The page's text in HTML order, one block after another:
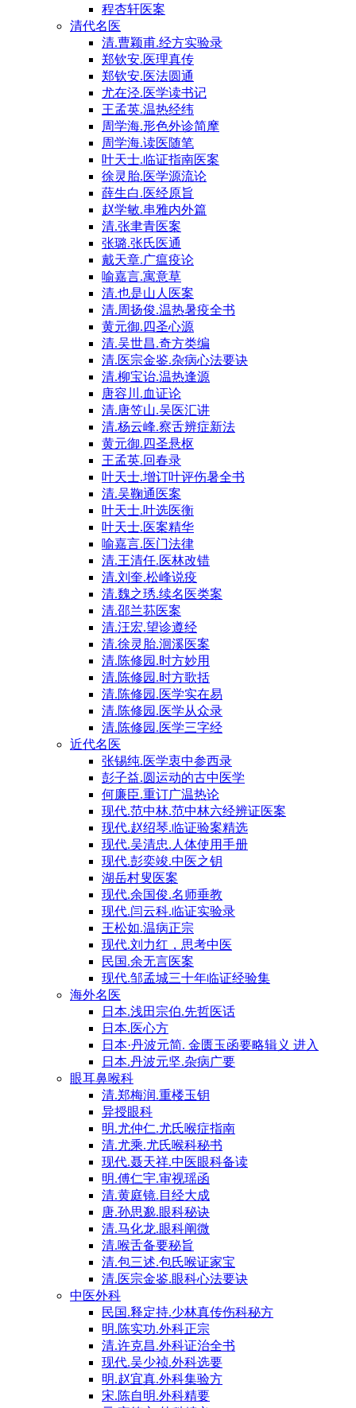
程杏轩医案
清代名医
清.曹颖甫.经方实验录
郑钦安.医理真传
郑钦安.医法圆通
尤在泾.医学读书记
王孟英.温热经纬
周学海.形色外诊简摩
周学海.读医随笔
叶天士.临证指南医案
徐灵胎.医学源流论
薛生白.医经原旨
赵学敏.串雅内外篇
清.张聿青医案
张璐.张氏医通
戴天章.广瘟疫论
喻嘉言.寓意草
清.也是山人医案
清.周扬俊.温热暑疫全书
黄元御.四圣心源
清.吴世昌.奇方类编
清.医宗金鉴.杂病心法要诀
清.柳宝诒.温热逢源
唐容川.血证论
清.唐笠山.吴医汇讲
清.杨云峰.察舌辨症新法
黄元御.四圣悬枢
王孟英.回春录
叶天士.增订叶评伤暑全书
清.吴鞠通医案
叶天士.叶选医衡
叶天士.医案精华
喻嘉言.医门法律
清.王清任.医林改错
清.刘奎.松峰说疫
清.魏之琇.续名医类案
清.邵兰荪医案
清.汪宏.望诊遵经
清.徐灵胎.洄溪医案
清.陈修园.时方妙用
清.陈修园.时方歌括
清.陈修园.医学实在易
清.陈修园.医学从众录
清.陈修园.医学三字经
近代名医
张锡纯.医学衷中参西录
彭子益.圆运动的古中医学
何廉臣.重订广温热论
现代.范中林.范中林六经辨证医案
现代.赵绍琴.临证验案精选
现代.吴清忠.人体使用手册
现代.彭奕竣.中医之钥
湖岳村叟医案
现代.余国俊.名师垂教
现代.闫云科.临证实验录
王松如.温病正宗
现代.刘力红，思考中医
民国.余无言医案
现代.邹孟城三十年临证经验集
海外名医
日本.浅田宗伯.先哲医话
日本.医心方
日本·丹波元简. 金匮玉函要略辑义 进入
日本.丹波元坚.杂病广要
眼耳鼻喉科
清.郑梅润.重楼玉钥
异授眼科
明.尤仲仁.尤氏喉症指南
清.尤乘.尤氏喉科秘书
现代.聂天祥.中医眼科备读
明.傅仁宇.审视瑶函
清.黄庭镜.目经大成
唐.孙思邈.眼科秘诀
清.马化龙.眼科阐微
清.喉舌备要秘旨
清.包三述.包氏喉证家宝
清.医宗金鉴.眼科心法要诀
中医外科
民国.释定持.少林真传伤科秘方
明.陈实功.外科正宗
清.许克昌.外科证治全书
现代.吴少祯.外科选要
明.赵宜真.外科集验方
宋.陈自明.外科精要